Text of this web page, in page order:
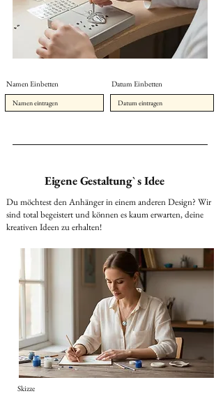
Namen Einbetten Datum Einbetten
Eigene Gestaltung` s Idee
Du möchtest den Anhänger in einem anderen Design? Wir
sind total begeistert und können es kaum erwarten, deine
kreativen Ideen zu erhalten!
Skizze